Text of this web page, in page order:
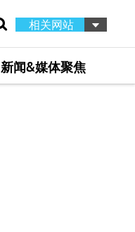
相关网站
新闻&媒体聚焦